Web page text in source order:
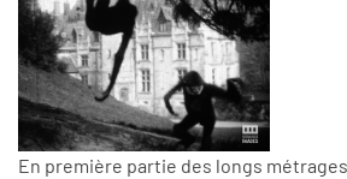
En première partie des longs